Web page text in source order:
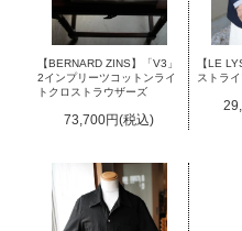
【BERNARD ZINS】「V3」
2インプリーツコットンライ
トクロストラウザーズ
73,700円(税込)
【LE
ストラ